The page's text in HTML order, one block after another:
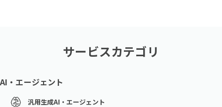
サービスカテゴリ
AI・エージェント
汎用生成AI・エージェント